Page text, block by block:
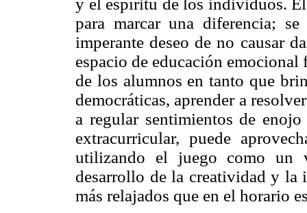
para marcar una diferencia;
imperante deseo de no causar
espacio de educación
de los alumnos en tanto que
democráticas, aprender a
a regular sentimientos de
extracurricular, puede
utilizando el juego como un
desarrollo de la creatividad y la
más relajados que en el horario